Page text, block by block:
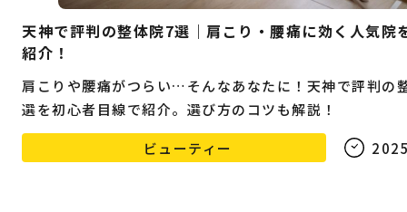
天神で評判の整体院7選｜肩こり・腰痛に効く人気院
紹介！
肩こりや腰痛がつらい…そんなあなたに！天神で評判の
選を初心者目線で紹介。選び方のコツも解説！
ビューティー